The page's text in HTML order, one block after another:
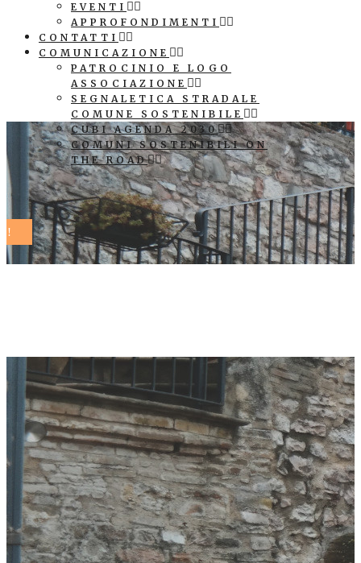
EVENTI
APPROFONDIMENTI
CONTATTI
COMUNICAZIONE
PATROCINIO E LOGO
ASSOCIAZIONE
SEGNALETICA STRADALE
COMUNE SOSTENIBILE
CUBI AGENDA 2030
COMUNI SOSTENIBILI ON
THE ROAD